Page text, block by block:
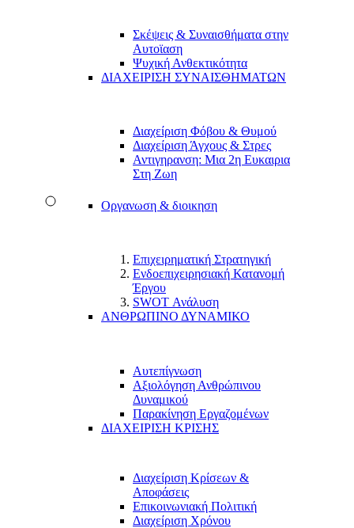
Σκέψεις & Συναισθήματα στην
Αυτοϊαση
Ψυχική Ανθεκτικότητα
ΔΙΑΧΕΙΡΙΣΗ ΣΥΝΑΙΣΘΗΜΑΤΩΝ
Διαχείριση Φόβου & Θυμού
Διαχείριση Άγχους & Στρες
Αντιγηρανση: Μια 2η Ευκαιρια
Στη Ζωη
Οργανωση & διοικηση
Επιχειρηματική Στρατηγική
Ενδοεπιχειρησιακή Κατανομή
Έργου
SWOT Ανάλυση
ΑΝΘΡΩΠΙΝΟ ΔΥΝΑΜΙΚΟ
Αυτεπίγνωση
Αξιολόγηση Ανθρώπινου
Δυναμικού
Παρακίνηση Εργαζομένων
ΔΙΑΧΕΙΡΙΣΗ ΚΡΙΣΗΣ
Διαχείριση Κρίσεων &
Αποφάσεις
Επικοινωνιακή Πολιτική
Διαχείριση Χρόνου